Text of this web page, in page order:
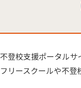
不登校支援ポータルサ
フリースクールや不